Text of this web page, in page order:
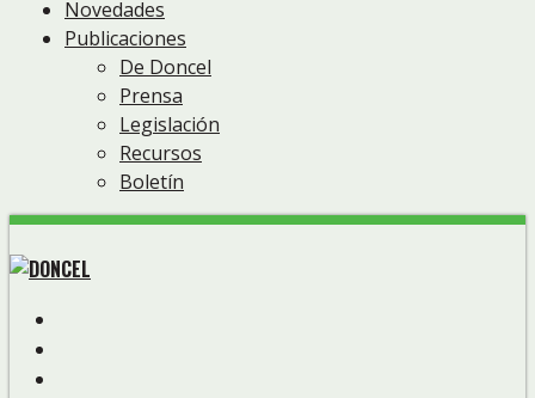
Novedades
Publicaciones
De Doncel
Prensa
Legislación
Recursos
Boletín